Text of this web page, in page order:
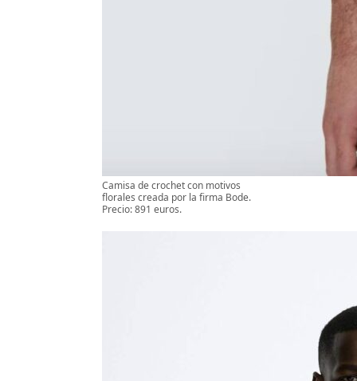
Camisa de crochet con motivos
florales creada por la firma Bode.
Precio: 891 euros.